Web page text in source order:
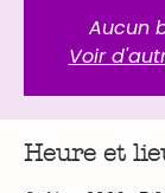
Aucun
Voir
Heure et